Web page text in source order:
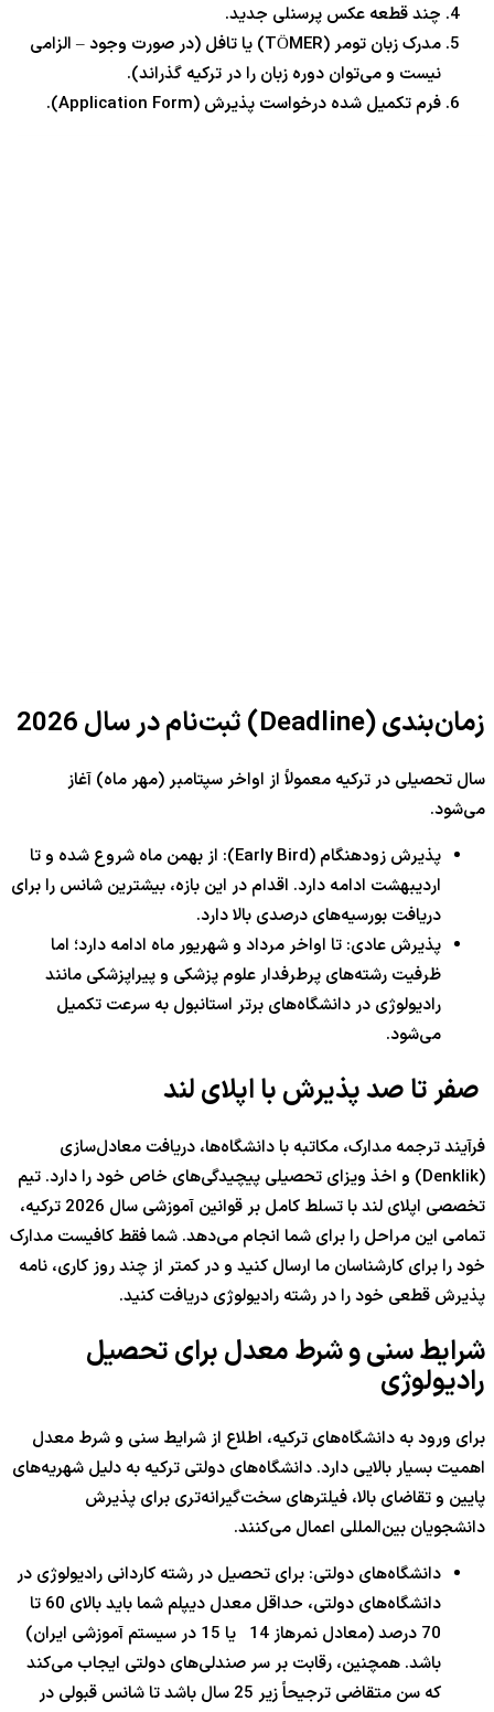
چند قطعه عکس پرسنلی جدید.
مدرک زبان تومر (TÖMER) یا تافل (در صورت وجود – الزامی
نیست و می‌توان دوره زبان را در ترکیه گذراند).
فرم تکمیل شده درخواست پذیرش (Application Form).
زمان‌بندی (Deadline) ثبت‌نام در سال 2026
سال تحصیلی در ترکیه معمولاً از اواخر سپتامبر (مهر ماه) آغاز
می‌شود.
پذیرش زودهنگام (Early Bird): از بهمن ماه شروع شده و تا
اردیبهشت ادامه دارد. اقدام در این بازه، بیشترین شانس را برای
دریافت بورسیه‌های درصدی بالا دارد.
پذیرش عادی: تا اواخر مرداد و شهریور ماه ادامه دارد؛ اما
ظرفیت رشته‌های پرطرفدار علوم پزشکی و پیراپزشکی مانند
رادیولوژی در دانشگاه‌های برتر استانبول به سرعت تکمیل
می‌شود.
صفر تا صد پذیرش با اپلای لند
فرآیند ترجمه مدارک، مکاتبه با دانشگاه‌ها، دریافت معادل‌سازی
(Denklik) و اخذ ویزای تحصیلی پیچیدگی‌های خاص خود را دارد. تیم
تخصصی اپلای لند با تسلط کامل بر قوانین آموزشی سال 2026 ترکیه،
تمامی این مراحل را برای شما انجام می‌دهد. شما فقط کافیست مدارک
خود را برای کارشناسان ما ارسال کنید و در کمتر از چند روز کاری، نامه
پذیرش قطعی خود را در رشته رادیولوژی دریافت کنید.
شرایط سنی و شرط معدل برای تحصیل
رادیولوژی
برای ورود به دانشگاه‌های ترکیه، اطلاع از شرایط سنی و شرط معدل
اهمیت بسیار بالایی دارد. دانشگاه‌های دولتی ترکیه به دلیل شهریه‌های
پایین و تقاضای بالا، فیلترهای سخت‌گیرانه‌تری برای پذیرش
دانشجویان بین‌المللی اعمال می‌کنند.
دانشگاه‌های دولتی: برای تحصیل در رشته کاردانی رادیولوژی در
دانشگاه‌های دولتی، حداقل معدل دیپلم شما باید بالای 60 تا
70 درصد (معادل نمرهاز 14 یا 15 در سیستم آموزشی ایران)
باشد. همچنین، رقابت بر سر صندلی‌های دولتی ایجاب می‌کند
که سن متقاضی ترجیحاً زیر 25 سال باشد تا شانس قبولی در